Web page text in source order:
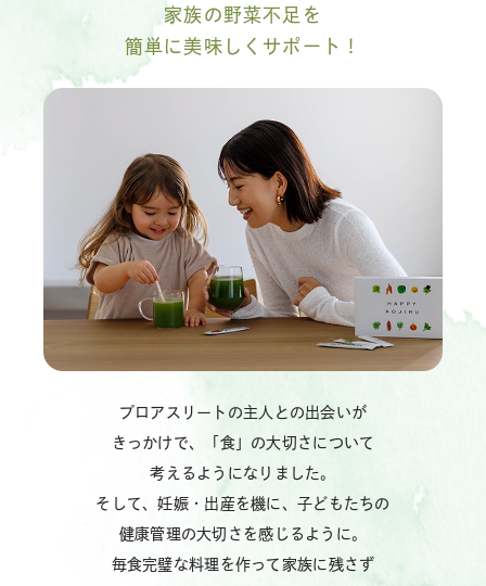
家族の野菜不足を
簡単に美味しくサポート！
プロアスリートの主人との出会いが
きっかけで、「食」の大切さについて
考えるようになりました。
そして、妊娠・出産を機に、子どもたちの
健康管理の大切さを感じるように。
毎食完璧な料理を作って家族に残さず